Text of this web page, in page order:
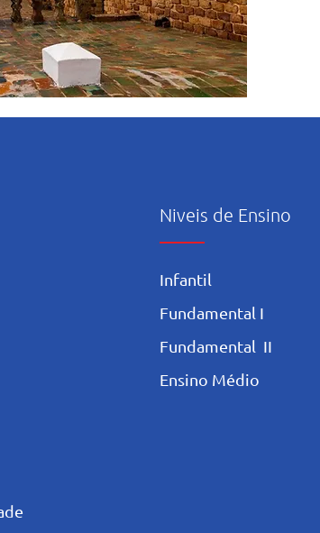
Niveis de Ensino
Infantil
Fundamental I
Fundamental II
Ensino Médio